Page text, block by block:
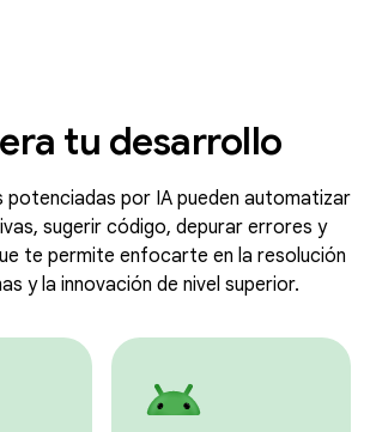
tu desarrollo
potenciadas por IA pueden automatizar
sugerir código, depurar errores y
te permite enfocarte en la resolución
y la innovación de nivel superior.